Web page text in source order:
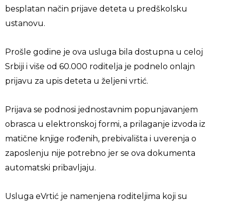
besplatan način prijave deteta u predškolsku
ustanovu.
Prošle godine je ova usluga bila dostupna u celoj
Srbiji i više od 60.000 roditelja je podnelo onlajn
prijavu za upis deteta u željeni vrtić.
Prijava se podnosi jednostavnim popunjavanjem
obrasca u elektronskoj formi, a prilaganje izvoda iz
matične knjige rođenih, prebivališta i uverenja o
zaposlenju nije potrebno jer se ova dokumenta
automatski pribavljaju.
Usluga eVrtić je namenjena roditeljima koji su